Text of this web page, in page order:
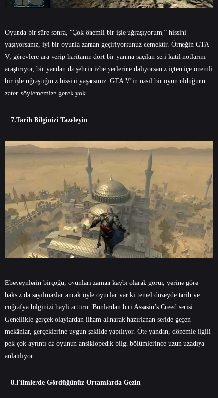
Oyunda bir süre sonra, “Çok önemli bir işle uğraşıyorum,” hissini
yaşıyorsanız, iyi bir oyunla zaman geçiriyorsunuz demektir. Örneğin GTA
V; görevlere ara verip haritanın dört bir yanına saçılan seri katil notlarını
araştırıyor, bir yandan da şehrin izbe yerlerine dalıyorsanız içten içe önemli
bir işle uğraştığınız hissini yaşarsınız. GTA V’in nasıl bir oyun olduğunu
zaten söylememize gerek yok.
7.Tarih Bilginizi Tazeleyin
Ebeveynlerin birçoğu, oyunları zaman kaybı olarak görür, yerine göre
haksız da sayılmazlar ancak öyle oyunlar var ki temel düzeyde tarih ve
coğrafya bilginizi hayli arttırır. Bunlardan biri Assasin’s Creed serisi.
Genellikle gerçek olaylardan ilham alınarak hazırlanan seride geçen
mekânlar, gerçeklerine uygun şekilde yapılıyor. Öte yandan, dönemle ilgili
pek çok ayrıntı da oyunun ansiklopedik bilgi bölümlerinde uzun uzadıya
anlatılıyor.
8.Filmlerde Gördüğünüz Ortamlarda Gezin